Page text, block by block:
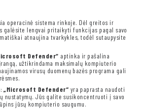
operacinė sistema rinkoje. Dėl greitos ir
galėsite lengvai pritaikyti funkcijas pagal savo
atnaujina tvarkykles, todėl sutaupysite
Defender“ aptinka ir pašalina
užtikrindama maksimalų kompiuterio
virusų duomenų bazės programa gali
„Microsoft Defender“ yra paprasta naudoti
nustatymų. Jūs galite susikoncentruoti į savo
jūsų kompiuterio saugumu.